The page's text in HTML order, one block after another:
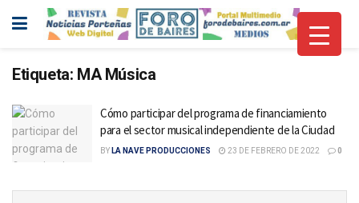
Etiqueta: MA Música
Cómo participar del programa de financiamiento
para el sector musical independiente de la Ciudad
BY LA NAVE PRODUCCIONES 23 DE FEBRERO DE 2022 0